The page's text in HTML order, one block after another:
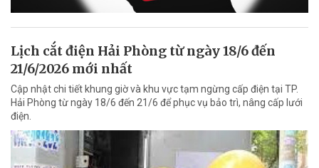
Lịch cắt điện Hải Phòng từ ngày 18/6 đến
21/6/2026 mới nhất
Cập nhật chi tiết khung giờ và khu vực tạm ngừng cấp điện tại TP.
Hải Phòng từ ngày 18/6 đến 21/6 để phục vụ bảo trì, nâng cấp lưới
điện.